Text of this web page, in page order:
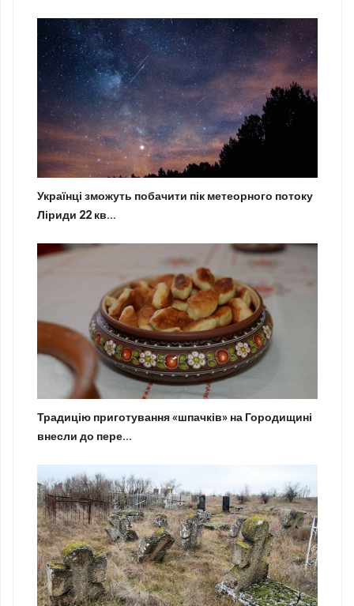
Українці зможуть побачити пік метеорного потоку
Ліриди 22 кв...
Традицію приготування «шпачків» на Городищині
внесли до пере...